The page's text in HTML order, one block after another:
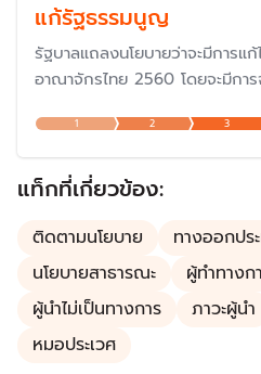
แก้รัฐธรรมนูญ
รัฐบาลแถลงนโยบายว่าจะมีการแ
อาณาจักรไทย 2560 โดยจะมีกา
ของศาลรัฐธรรมนูญเป็นหลัก
1 2 3
แท็กที่เกี่ยวข้อง:
ติดตามนโยบาย ทางออกปร
นโยบายสาธารณะ
ผู้ทำทางก
ผู้นำไม่เป็นทางการ
ภาวะผู้นำ
หมอประเวศ